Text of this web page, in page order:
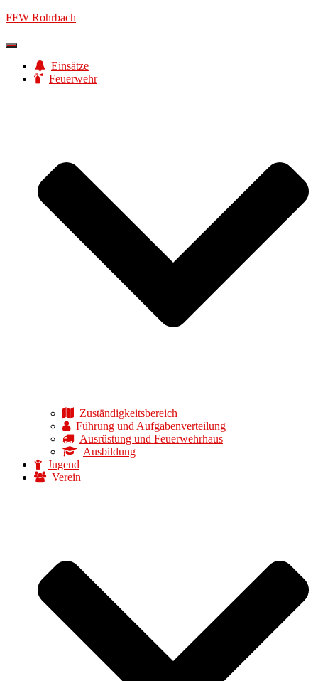
FFW Rohrbach
Navigation
umschaltenEinsätze
Feuerwehr
Zuständigkeitsbereich
Führung und Aufgabenverteilung
Ausrüstung und Feuerwehrhaus
Ausbildung
Jugend
Verein